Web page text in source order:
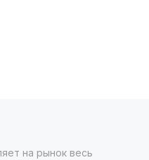
на рынок весь